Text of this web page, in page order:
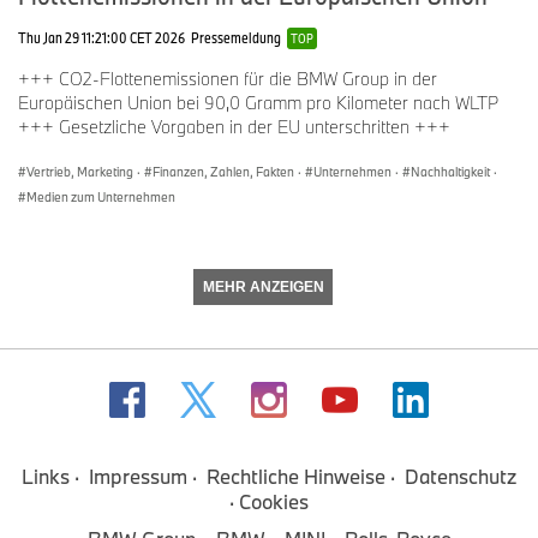
Dr. Sina Unger, Kommunikation Vertrieb
Telefon: +49 151 601 47564
E-Mail: sina.unger@bmwgroup.com
Carolin Bachmann, Kommunikation Vertrieb
Telefon: +49 151 601 38801
E-Mail:carolin.bachmann@bmwgroup.com
Telefon: +49 89 382-24118
Thu Jan 29 11:21:00 CET 2026 Pressemeldung TOP
+++ CO2-Flottenemissionen für die BMW Group in der
Europäischen Union bei 90,0 Gramm pro Kilometer nach WLTP
+++ Gesetzliche Vorgaben in der EU unterschritten +++
Vertrieb, Marketing · Finanzen, Zahlen, Fakten · Unternehmen · Nachhaltigkeit ·
Medien zum Unternehmen
MEHR ANZEIGEN
Links Impressum Rechtliche Hinweise
Datenschutz
Cookies